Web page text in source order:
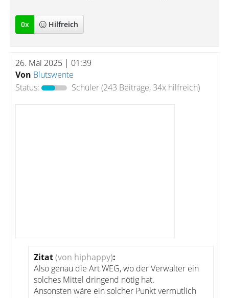
0x Hilfreich
26. Mai 2025 | 01:39
Von Blutswente
Status:
Schüler(243 Beiträge, 34x hilfreich)
Zitat(von hiphappy):
Also genau die Art WEG, wo der Verwalter ein
solches Mittel dringend nötig hat.
Ansonsten wäre ein solcher Punkt vermutlich